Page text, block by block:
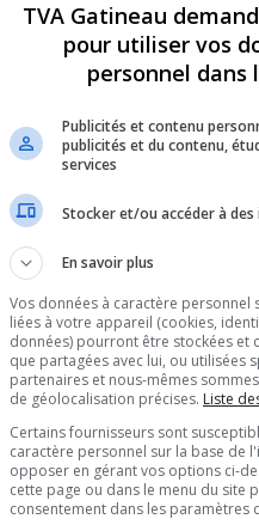
activités municipales
de fumées liées aux feux de
de plein airs, les
les terrains sportifs
TVA Gatineau
pour utiliser vos
personnel dans
Publicités et contenu
publicités et du contenu,
services
Stocker et/ou accéder à
En savoir plus
Vos données à caractère
liées à votre appareil (cookies,
données) pourront être stockées et
que partagées avec lui, ou utilisées
partenaires et nous-mêmes
de géolocalisation précises. Liste
Certains fournisseurs sont
caractère personnel sur la base de
opposer en gérant vos options ci-
cette page ou dans le menu du site
consentement dans les paramètres